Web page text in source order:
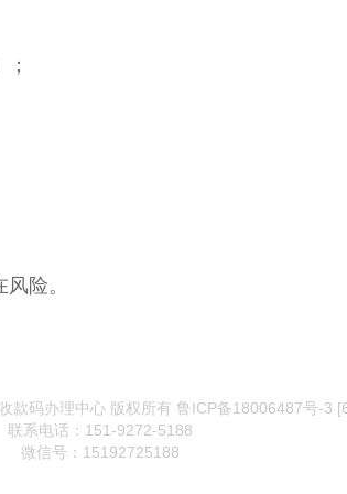
险。
款码办理中心 版权所有 鲁ICP备18006487号-3
联系电话：151-9272-5188
微信号：15192725188